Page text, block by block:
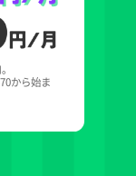
から始ま